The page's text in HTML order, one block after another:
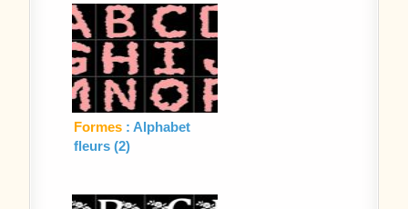
Formes : Alphabet
fleurs (2)